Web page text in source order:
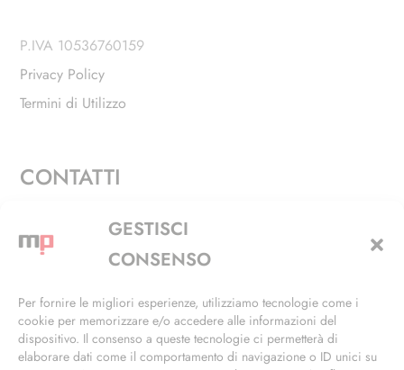
GESTISCI
CONSENSO
Per fornire le migliori esperienze, utilizziamo tecnologie come i
cookie per memorizzare e/o accedere alle informazioni del
dispositivo. Il consenso a queste tecnologie ci permetterà di
elaborare dati come il comportamento di navigazione o ID unici su
P.IVA 10536760159
Privacy Policy
Termini di Utilizzo
CONTATTI
Via Alfieri, 27 - Trezzano Sul Naviglio (MI)
+39 02 4846 3155
info@masterphil.it